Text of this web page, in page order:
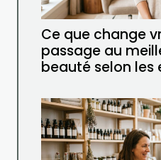
Ce que change
passage au
beauté selon les